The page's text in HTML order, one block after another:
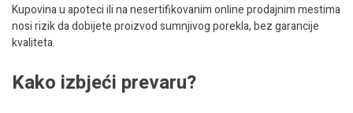
Kupovina u apoteci ili na nesertifikovanim online prodajnim mestima
nosi rizik da dobijete proizvod sumnjivog porekla, bez garancije
kvaliteta.
Kako izbjeći prevaru?